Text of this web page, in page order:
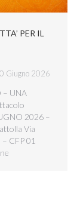
PER IL
Giugno 2026
– UNA
2026 –
Via
CFP 01